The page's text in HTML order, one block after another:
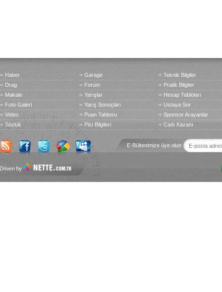
Haber Garage
Teknik Bilgiler
Drag
Forum
Pratik Bilgiler
Makale
Yarışlar
Hesap Tabloları
Foto Galeri
Yarış Sonuçları
Ustaya Sor
Video
Puan Tablosu
Sponsor Arayanlar
Sözlük
Pist Bilgileri Cadı Kazanı
E-Bültenimize üye olun